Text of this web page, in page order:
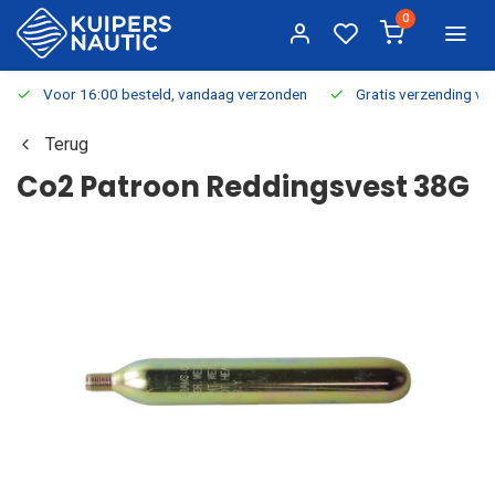
0
Voor 16:00 besteld, vandaag verzonden Gratis verzending
Terug
Co2 Patroon Reddingsvest 38G